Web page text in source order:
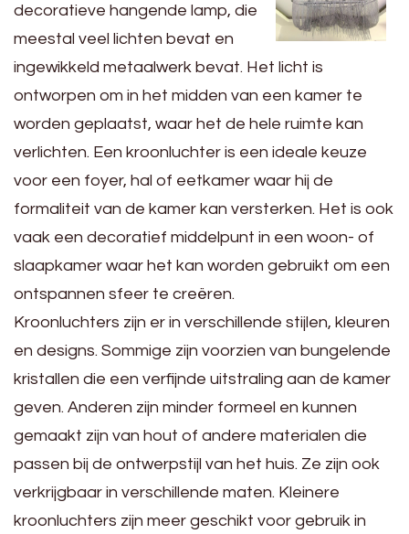
decoratieve hangende lamp, die
meestal veel lichten bevat en
ingewikkeld metaalwerk bevat. Het licht is
ontworpen om in het midden van een kamer te
worden geplaatst, waar het de hele ruimte kan
verlichten. Een kroonluchter is een ideale keuze
voor een foyer, hal of eetkamer waar hij de
formaliteit van de kamer kan versterken. Het is ook
vaak een decoratief middelpunt in een woon- of
slaapkamer waar het kan worden gebruikt om een
ontspannen sfeer te creëren.
Kroonluchters zijn er in verschillende stijlen, kleuren
en designs. Sommige zijn voorzien van bungelende
kristallen die een verfijnde uitstraling aan de kamer
geven. Anderen zijn minder formeel en kunnen
gemaakt zijn van hout of andere materialen die
passen bij de ontwerpstijl van het huis. Ze zijn ook
verkrijgbaar in verschillende maten. Kleinere
kroonluchters zijn meer geschikt voor gebruik in